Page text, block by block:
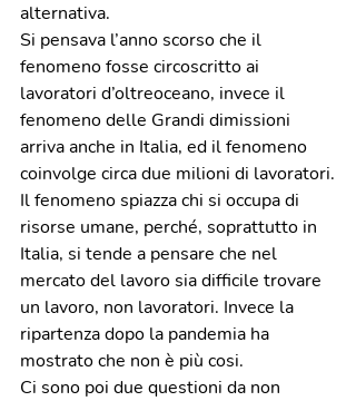
alternativa.
Si pensava l’anno scorso che il
fenomeno fosse circoscritto ai
lavoratori d’oltreoceano, invece il
fenomeno delle Grandi dimissioni
arriva anche in Italia, ed il fenomeno
coinvolge circa due milioni di lavoratori.
Il fenomeno spiazza chi si occupa di
risorse umane, perché, soprattutto in
Italia, si tende a pensare che nel
mercato del lavoro sia difficile trovare
un lavoro, non lavoratori. Invece la
ripartenza dopo la pandemia ha
mostrato che non è più cosi.
Ci sono poi due questioni da non